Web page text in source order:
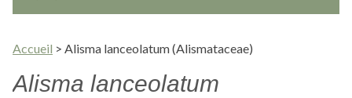
Accueil > Alisma lanceolatum (Alismataceae)
Alisma lanceolatum